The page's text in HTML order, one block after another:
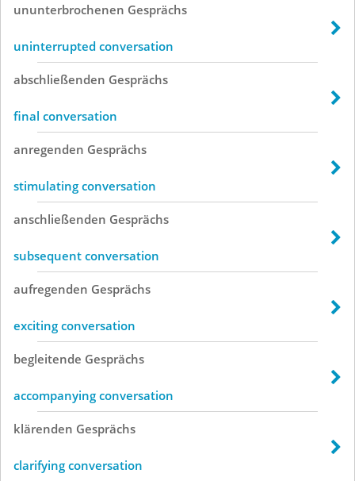
ununterbrochenen Gesprächs
uninterrupted conversation
abschließenden Gesprächs
final conversation
anregenden Gesprächs
stimulating conversation
anschließenden Gesprächs
subsequent conversation
aufregenden Gesprächs
exciting conversation
begleitende Gesprächs
accompanying conversation
klärenden Gesprächs
clarifying conversation